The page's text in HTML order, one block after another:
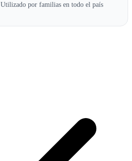
Utilizado por familias en todo el país